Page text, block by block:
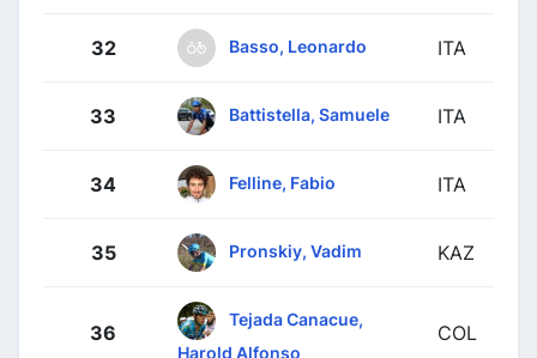
32 Basso, Leonardo ITA
33 Battistella, Samuele ITA
34 Felline, Fabio ITA
35 Pronskiy, Vadim KAZ
36
Tejada Canacue,
Harold Alfonso
COL